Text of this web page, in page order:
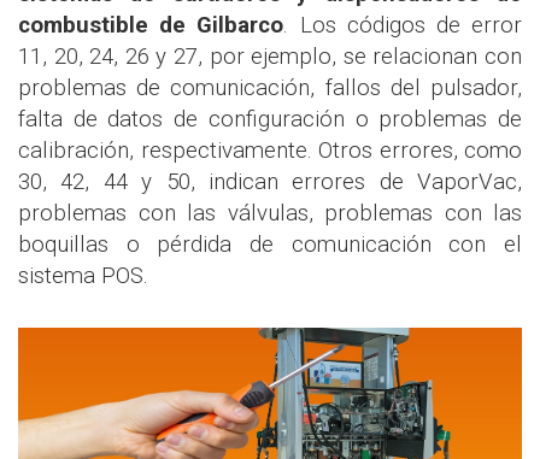
combustible de Gilbarco. Los códigos de error
11, 20, 24, 26 y 27, por ejemplo, se relacionan con
problemas de comunicación, fallos del pulsador,
falta de datos de configuración o problemas de
calibración, respectivamente. Otros errores, como
30, 42, 44 y 50, indican errores de VaporVac,
problemas con las válvulas, problemas con las
boquillas o pérdida de comunicación con el
sistema POS.